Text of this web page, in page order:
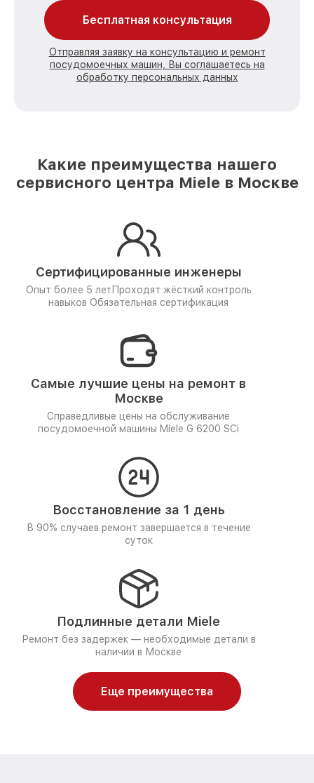
Бесплатная консультация
Отправляя заявку на консультацию и ремонт
посудомоечных машин, Вы соглашаетесь на
обработку персональных данных
Какие преимущества нашего
сервисного центра Miele в Москве
Сертифицированные инженеры
Опыт более 5 лет Проходят жёсткий контроль
навыков Обязательная сертификация
Самые лучшие цены на ремонт в
Москве
Справедливые цены на обслуживание
посудомоечной машины Miele G 6200 SCi
Восстановление за 1 день
В 90% случаев ремонт завершается в течение
суток
Подлинные детали Miele
Ремонт без задержек — необходимые детали в
наличии в Москве
Еще преимущества